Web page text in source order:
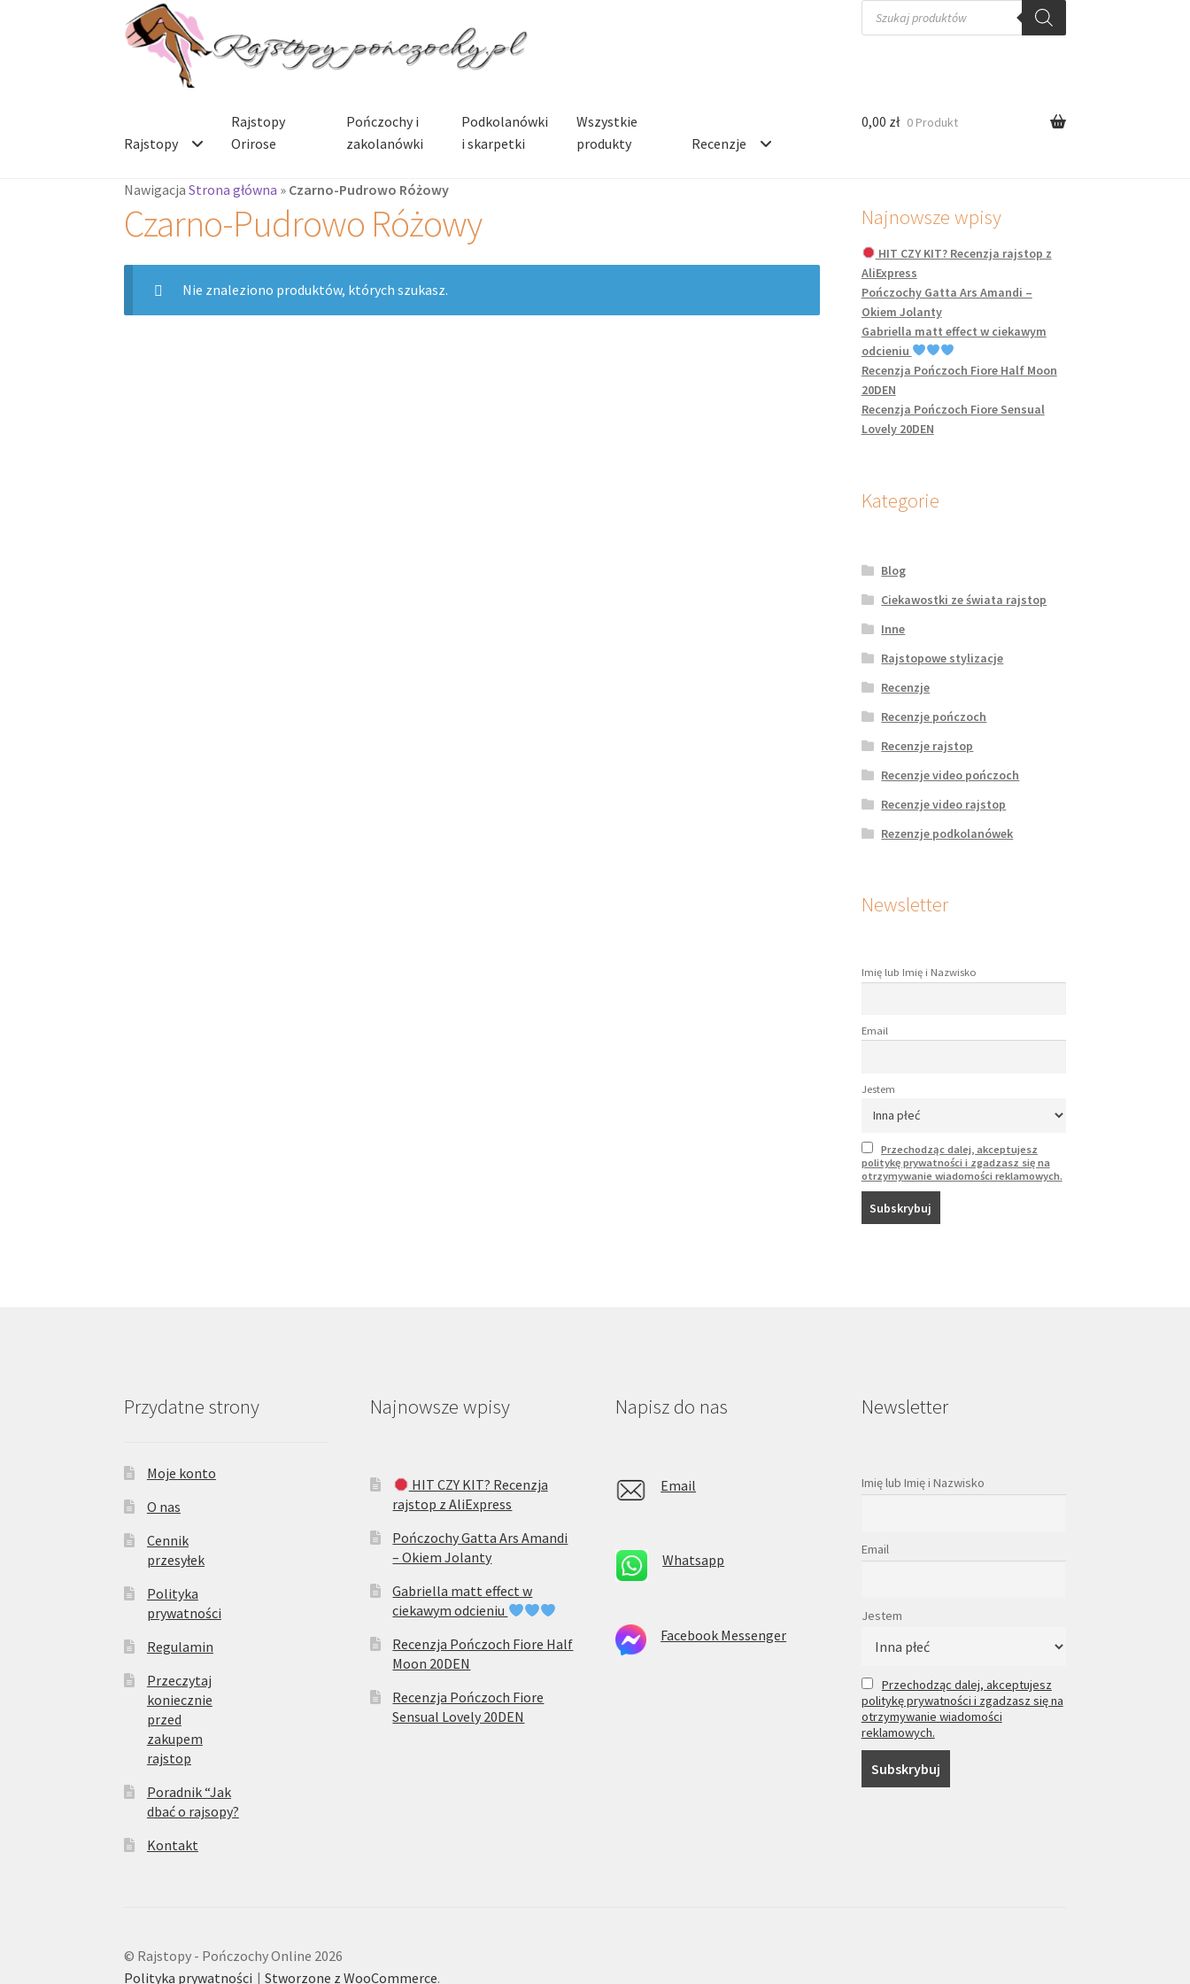
Przejdź
do
nawigacji
Przejdź
do
treści
Wyszukiwarka
produktów
Rajstopy
Rajstopy
Orirose
Pończochy i
zakolanówki
Podkolanówki
i skarpetki
Wszystkie
produkty
Recenzje
0,00 zł 0 Produkt
NawigacjaStrona główna » Czarno-Pudrowo Różowy
Czarno-Pudrowo Różowy
Nie znaleziono produktów, których szukasz.
Najnowsze wpisy
HIT CZY KIT? Recenzja rajstop z
AliExpress
Pończochy Gatta Ars Amandi –
Okiem Jolanty
Gabriella matt effect w ciekawym
odcieniu
Recenzja Pończoch Fiore Half Moon
20DEN
Recenzja Pończoch Fiore Sensual
Lovely 20DEN
Kategorie
Blog
Ciekawostki ze świata rajstop
Inne
Rajstopowe stylizacje
Recenzje
Recenzje pończoch
Recenzje rajstop
Recenzje video pończoch
Recenzje video rajstop
Rezenzje podkolanówek
Newsletter
Imię lub Imię i Nazwisko
Email
Jestem
Przechodząc dalej, akceptujesz
politykę prywatności i zgadzasz się na
otrzymywanie wiadomości reklamowych.
Przydatne strony
Moje konto
O nas
Cennik
przesyłek
Polityka
prywatności
Regulamin
Przeczytaj
koniecznie
przed
zakupem
rajstop
Poradnik “Jak
dbać o rajsopy?
Kontakt
Najnowsze wpisy
HIT CZY KIT? Recenzja
rajstop z AliExpress
Pończochy Gatta Ars Amandi
– Okiem Jolanty
Gabriella matt effect w
ciekawym odcieniu
Recenzja Pończoch Fiore Half
Moon 20DEN
Recenzja Pończoch Fiore
Sensual Lovely 20DEN
Napisz do nas
Email
Whatsapp
Facebook Messenger
Newsletter
Imię lub Imię i Nazwisko
Email
Jestem
Przechodząc dalej, akceptujesz
politykę prywatności i zgadzasz się na
otrzymywanie wiadomości
reklamowych.
© Rajstopy - Pończochy Online 2026
Polityka prywatności
Stworzone z WooCommerce.